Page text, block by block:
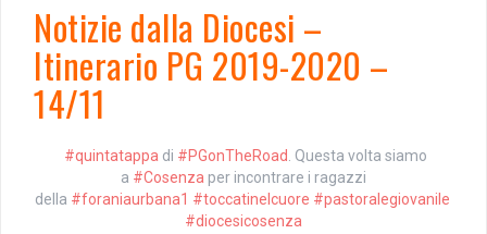
Notizie dalla Diocesi –
Itinerario PG 2019-2020 –
14/11
#quintatappa di #PGonTheRoad . Questa volta siamo
a #Cosenza per incontrare i ragazzi
della #foraniaurbana1 #toccatinelcuore #pastoralegiovanile
#diocesicosenza